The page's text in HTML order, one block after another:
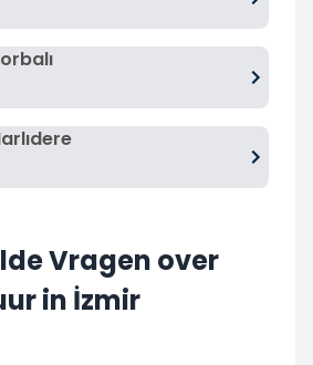
Vragen over
in İzmir